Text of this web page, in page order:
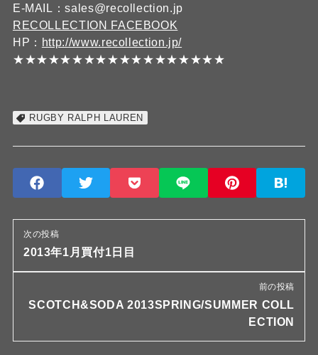
E-MAIL：sales@recollection.jp
RECOLLECTION FACEBOOK
HP： http://www.recollection.jp/
★★★★★★★★★★★★★★★★★★
RUGBY RALPH LAUREN
次の投稿
2013年1月買付1日目
前の投稿
SCOTCH&SODA 2013SPRING/SUMMER COLL
ECTION